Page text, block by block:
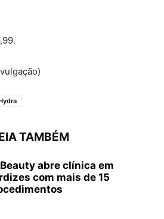
TAMBÉM
abre clínica em
com mais de 15